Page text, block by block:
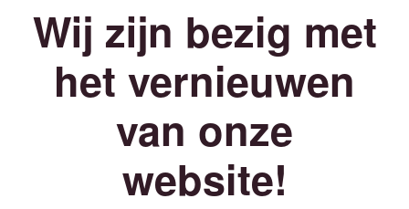
Wij zijn bezig met
het vernieuwen
van onze
website!